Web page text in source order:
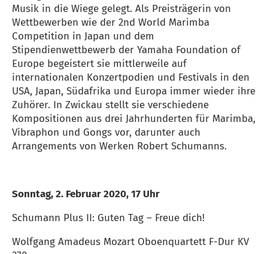
Musik in die Wiege gelegt. Als Preisträgerin von
Wettbewerben wie der 2nd World Marimba
Competition in Japan und dem
Stipendienwettbewerb der Yamaha Foundation of
Europe begeistert sie mittlerweile auf
internationalen Konzertpodien und Festivals in den
USA, Japan, Südafrika und Europa immer wieder ihre
Zuhörer. In Zwickau stellt sie verschiedene
Kompositionen aus drei Jahrhunderten für Marimba,
Vibraphon und Gongs vor, darunter auch
Arrangements von Werken Robert Schumanns.
Sonntag, 2. Februar 2020, 17 Uhr
Schumann Plus II: Guten Tag – Freue dich!
Wolfgang Amadeus Mozart Oboenquartett F-Dur KV